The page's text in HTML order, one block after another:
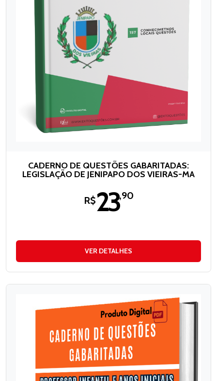
CADERNO DE QUESTÕES GABARITADAS:
LEGISLAÇÃO DE JENIPAPO DOS VIEIRAS-MA
R$23,90
VER DETALHES